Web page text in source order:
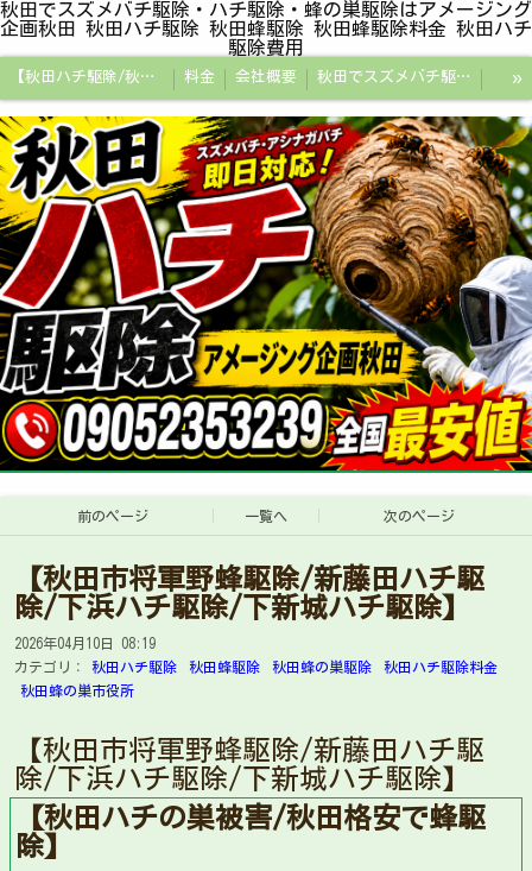
秋田でスズメバチ駆除・ハチ駆除・蜂の巣駆除はアメージング
企画秋田 秋田ハチ駆除 秋田蜂駆除 秋田蜂駆除料金 秋田ハチ
駆除費用
【秋田ハチ駆除/秋田蜂駆除/スズメバチの巣/ハチの巣専門プロ】 料金 会社概要 秋田でスズメバチ駆除・ハチ駆除・蜂の巣駆除はアメージング企画秋田
秋田県の蜂駆除料金・蜂の巣駆除の相場【全国平均と比較】 秋田探偵/秋田県浮気調査/秋田市万引きGメン
秋田便利屋アメージング企画秋田
»
前のページ 一覧へ 次のページ
【秋田市将軍野蜂駆除/新藤田ハチ駆
除/下浜ハチ駆除/下新城ハチ駆除】
2026年04月10日 08:19
カテゴリ：
秋田ハチ駆除 秋田蜂駆除 秋田蜂の巣駆除
秋田ハチ駆除料金
秋田蜂の巣市役所
【秋田市将軍野蜂駆除/新藤田ハチ駆
除/下浜ハチ駆除/下新城ハチ駆除】
【秋田ハチの巣被害/秋田格安で蜂駆
除】